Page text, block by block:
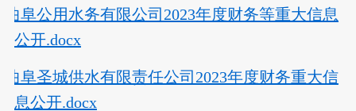
曲阜公用水务有限公司2023年度财务等重大信息
公开.docx
曲阜圣城供水有限责任公司2023年度财务重大信
息公开.docx